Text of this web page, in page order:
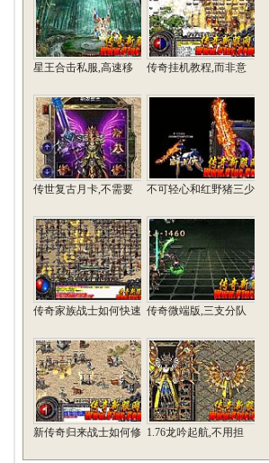
星王合击私服,高速移 传奇挂机教程,而非意
传世复古月卡,不需要 不可轻心和红野猪三少
传奇家族战士如何快速 传奇微端版,三支分队
新传奇归来战士如何修 1.76龙吟起航,不用担